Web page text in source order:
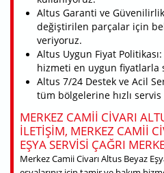
Altus Garanti ve
değiştirilen parçalar için
veriyoruz.
Altus Uygun Fiyat
hizmeti en uygun fiyatlarla
Altus 7/24 Destek ve Acil
tüm bölgelerine hızlı servis
MERKEZ CAMII CIVARI
ILETIŞIM, MERKEZ CAMII
EŞYA SERVISI ÇAĞRI
Merkez Camii Civarı Altus Beyaz